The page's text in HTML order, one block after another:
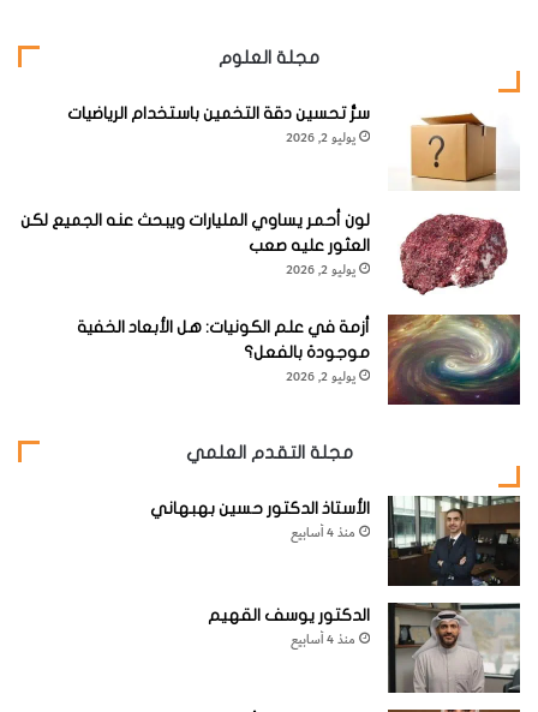
مجلة العلوم
سرُّ تحسين دقة التخمين باستخدام الرياضيات
يوليو 2, 2026
لون أحمر يساوي المليارات ويبحث عنه الجميع لكن
العثور عليه صعب
يوليو 2, 2026
أزمة في علم الكونيات: هل الأبعاد الخفية
موجودة بالفعل؟
يوليو 2, 2026
مجلة التقدم العلمي
الأستاذ الدكتور حسين بهبهاني
منذ 4 أسابيع
الدكتور يوسف القهيم
منذ 4 أسابيع